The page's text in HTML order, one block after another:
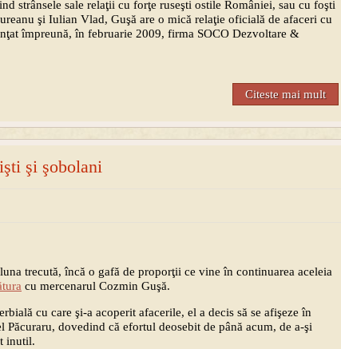
strânsele sale relaţii cu forţe ruseşti ostile României, sau cu foşti
şi Iulian Vlad, Guşă are o mică relaţie oficială de afaceri cu
împreună, în februarie 2009, firma SOCO Dezvoltare &
Citeste mai mult
şi şobolani
trecută, încă o gafă de proporţii ce vine în continuarea aceleia
cu mercenarul Cozmin Guşă.
cu care şi-a acoperit afacerile, el a decis să se afişeze în
Păcuraru, dovedind că efortul deosebit de până acum, de a-şi
inutil.